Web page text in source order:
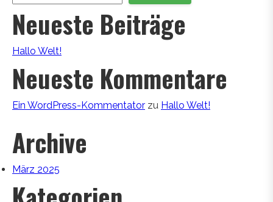
Neueste Beiträge
Hallo Welt!
Neueste Kommentare
Ein WordPress-Kommentator zu Hallo Welt!
Archive
März 2025